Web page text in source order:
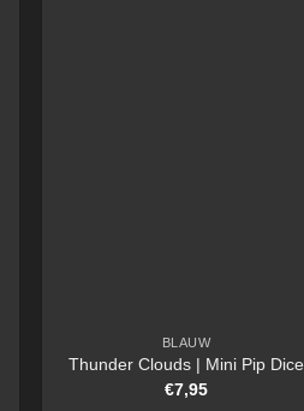
BLAUW
Thunder Clouds | Mini Pip Dice
€7,95